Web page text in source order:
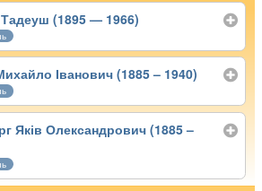
(1895 — 1966)
Іванович (1885 – 1940)
Яків Олександрович (1885 –